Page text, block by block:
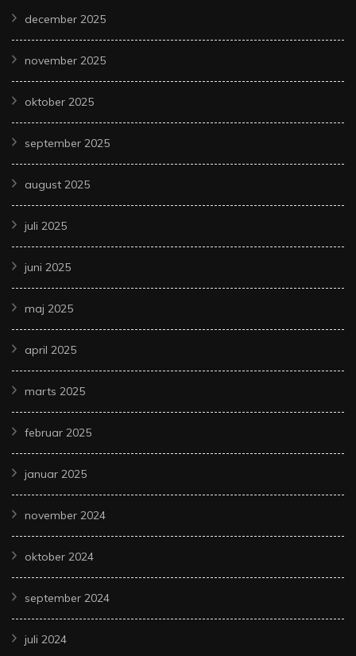
december 2025
november 2025
oktober 2025
september 2025
august 2025
juli 2025
juni 2025
maj 2025
april 2025
marts 2025
februar 2025
januar 2025
november 2024
oktober 2024
september 2024
juli 2024